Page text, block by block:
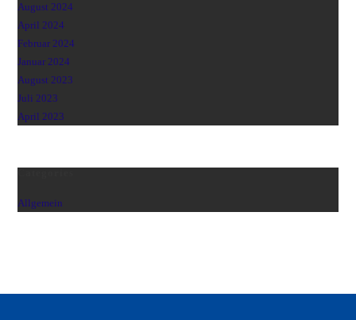
August 2024
April 2024
Februar 2024
Januar 2024
August 2023
Juli 2023
April 2023
Allgemein